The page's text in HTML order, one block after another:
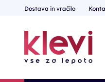
Dostava in vračilo